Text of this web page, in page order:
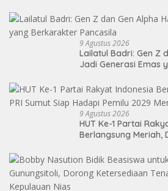
9 Agustus 2026
Lailatul Badri: Gen Z
Jadi Generasi Emas
9 Agustus 2026
HUT Ke-1 Partai
Berlangsung Meriah,